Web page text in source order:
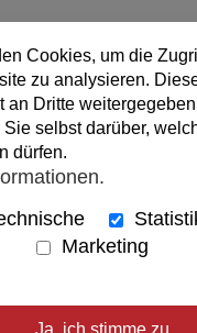
man nicht", heißt es.
In der Bibel ist das
Cookies, um die
zu analysieren.
an Dritte
selbst darüber,
dürfen.
Marketing
Ja, ich stimme zu